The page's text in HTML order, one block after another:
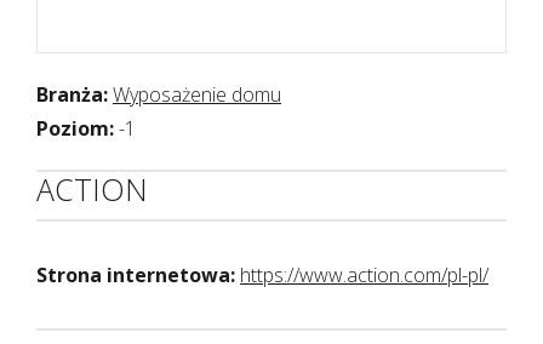
Branża:Wyposażenie domu
Poziom:-1
ACTION
Strona internetowa: https://www.action.com/pl-pl/